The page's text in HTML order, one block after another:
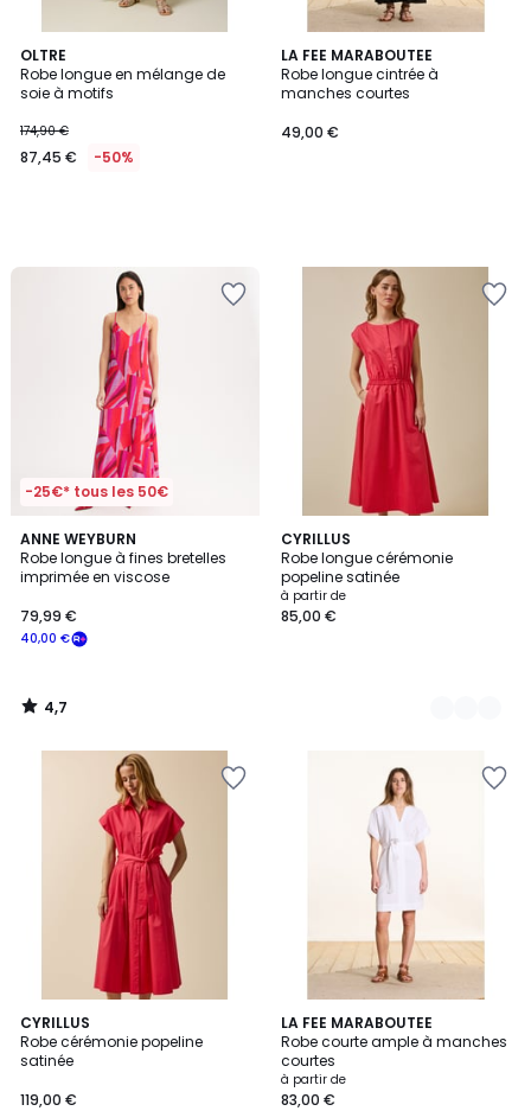
OLTRE
Robe longue en mélange de
soie à motifs
174,90 €
87,45 € -50%
LA FEE MARABOUTEE
Robe longue cintrée à
manches courtes
49,00 €
-25€* tous les 50€
ANNE WEYBURN
Robe longue à fines bretelles
imprimée en viscose
40,00 €
79,99 €
4,7
/ 5
4,7
/
CYRILLUS
Robe longue cérémonie
popeline satinée
à partir de
85,00 €
2
Couleurs
CYRILLUS
Robe cérémonie popeline
satinée
119,00 €
LA FEE MARABOUTEE
Robe courte ample à manches
courtes
à partir de
83,00 €
4
Couleurs